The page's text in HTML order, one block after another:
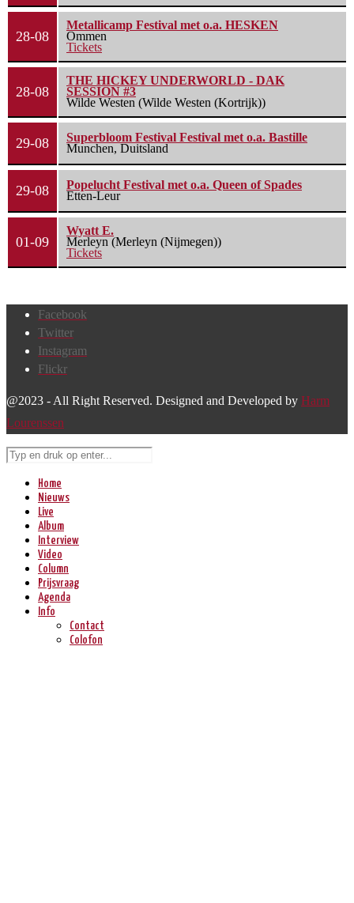
28-08
Metallicamp Festival met o.a. HESKEN
Ommen
Tickets
28-08
THE HICKEY UNDERWORLD - DAK
SESSION #3
Wilde Westen (Wilde Westen (Kortrijk))
29-08
Superbloom Festival Festival met o.a. Bastille
Munchen, Duitsland
29-08
Popelucht Festival met o.a. Queen of Spades
Etten-Leur
01-09
Wyatt E.
Merleyn (Merleyn (Nijmegen))
Tickets
Facebook
Twitter
Instagram
Flickr
@2023 - All Right Reserved. Designed and Developed by Harm
Lourenssen
Home
Nieuws
Live
Album
Interview
Video
Column
Prijsvraag
Agenda
Info
Contact
Colofon